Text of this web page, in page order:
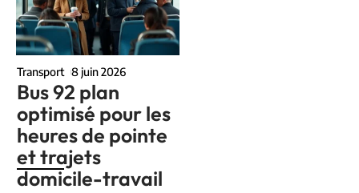
Transport 8 juin 2026
Bus 92 plan
optimisé pour les
heures de pointe
et trajets
domicile-travail